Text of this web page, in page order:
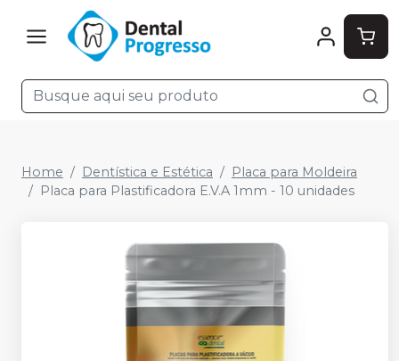
Home Dentística e Estética
Placa para Moldeira
Placa para Plastificadora E.V.A 1mm - 10 unidades